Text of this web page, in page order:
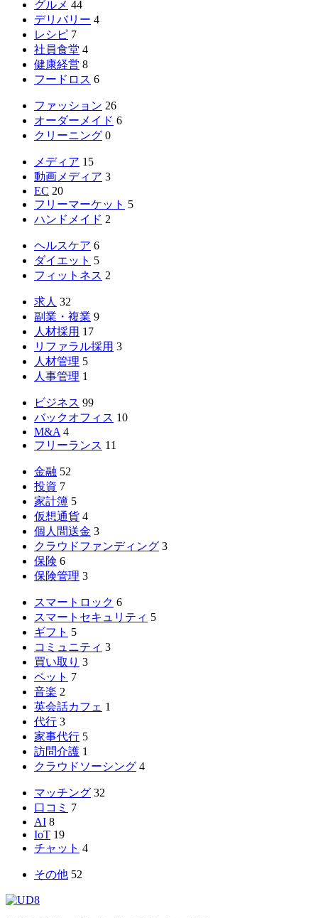
グルメ 44
デリバリー 4
レシピ 7
社員食堂 4
健康経営 8
フードロス 6
ファッション 26
オーダーメイド 6
クリーニング 0
メディア 15
動画メディア 3
EC 20
フリーマーケット 5
ハンドメイド 2
ヘルスケア 6
ダイエット 5
フィットネス 2
求人 32
副業・複業 9
人材採用 17
リファラル採用 3
人材管理 5
人事管理 1
ビジネス 99
バックオフィス 10
M&A 4
フリーランス 11
金融 52
投資 7
家計簿 5
仮想通貨 4
個人間送金 3
クラウドファンディング 3
保険 6
保険管理 3
スマートロック 6
スマートセキュリティ 5
ギフト 5
コミュニティ 3
買い取り 3
ペット 7
音楽 2
英会話カフェ 1
代行 3
家事代行 5
訪問介護 1
クラウドソーシング 4
マッチング 32
口コミ 7
AI 8
IoT 19
チャット 4
その他 52